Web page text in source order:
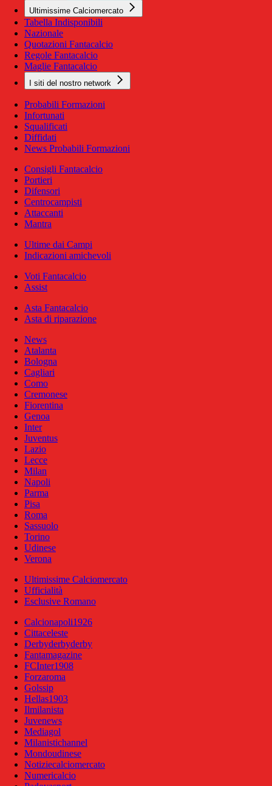
Ultimissime Calciomercato
Tabella Indisponibili
Nazionale
Quotazioni Fantacalcio
Regole Fantacalcio
Maglie Fantacalcio
I siti del nostro network
Probabili Formazioni
Infortunati
Squalificati
Diffidati
News Probabili Formazioni
Consigli Fantacalcio
Portieri
Difensori
Centrocampisti
Attaccanti
Mantra
Ultime dai Campi
Indicazioni amichevoli
Voti Fantacalcio
Assist
Asta Fantacalcio
Asta di riparazione
News
Atalanta
Bologna
Cagliari
Como
Cremonese
Fiorentina
Genoa
Inter
Juventus
Lazio
Lecce
Milan
Napoli
Parma
Pisa
Roma
Sassuolo
Torino
Udinese
Verona
Ultimissime Calciomercato
Ufficialità
Esclusive Romano
Calcionapoli1926
Cittaceleste
Derbyderbyderby
Fantamagazine
FCInter1908
Forzaroma
Golssip
Hellas1903
Ilmilanista
Juvenews
Mediagol
Milanistichannel
Mondoudinese
Notiziecalciomercato
Numericalcio